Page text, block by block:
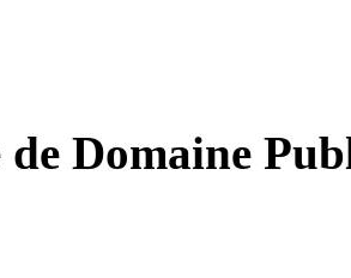
Domaine